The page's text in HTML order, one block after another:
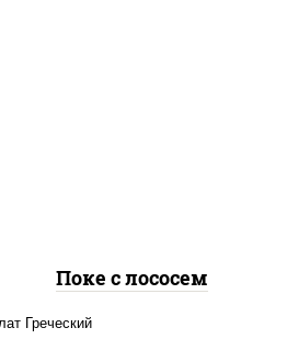
Поке с лососем